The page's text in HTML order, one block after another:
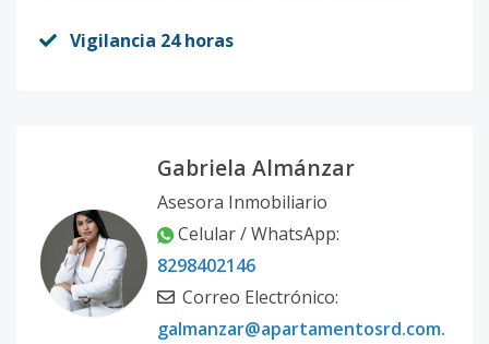
Vigilancia 24 horas
Gabriela Almánzar
Asesora Inmobiliario
Celular / WhatsApp:
8298402146
Correo Electrónico:
galmanzar@apartamentosrd.com.